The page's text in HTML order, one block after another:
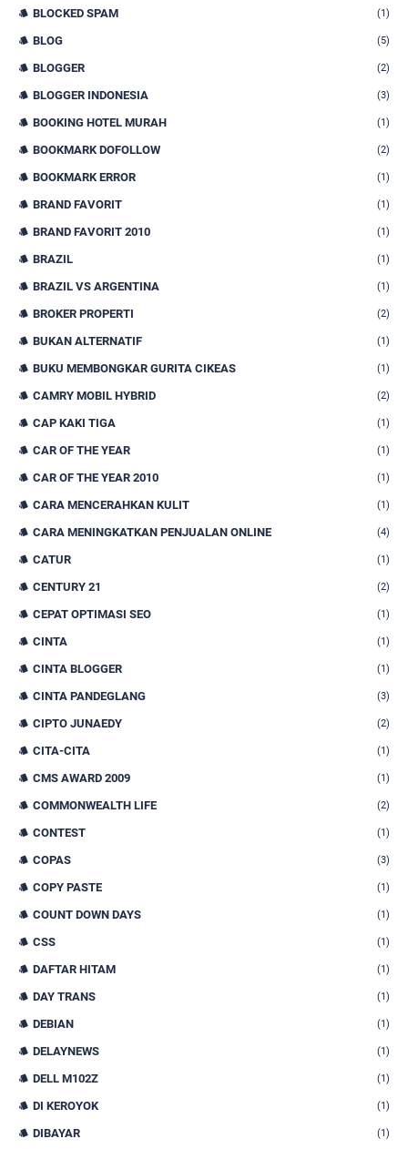
BLOCKED SPAM (1)
BLOG (5)
BLOGGER (2)
BLOGGER INDONESIA (3)
BOOKING HOTEL MURAH (1)
BOOKMARK DOFOLLOW (2)
BOOKMARK ERROR (1)
BRAND FAVORIT (1)
BRAND FAVORIT 2010 (1)
BRAZIL (1)
BRAZIL VS ARGENTINA (1)
BROKER PROPERTI (2)
BUKAN ALTERNATIF (1)
BUKU MEMBONGKAR GURITA CIKEAS (1)
CAMRY MOBIL HYBRID (2)
CAP KAKI TIGA (1)
CAR OF THE YEAR (1)
CAR OF THE YEAR 2010 (1)
CARA MENCERAHKAN KULIT (1)
CARA MENINGKATKAN PENJUALAN ONLINE (4)
CATUR (1)
CENTURY 21 (2)
CEPAT OPTIMASI SEO (1)
CINTA (1)
CINTA BLOGGER (1)
CINTA PANDEGLANG (3)
CIPTO JUNAEDY (2)
CITA-CITA (1)
CMS AWARD 2009 (1)
COMMONWEALTH LIFE (2)
CONTEST (1)
COPAS (3)
COPY PASTE (1)
COUNT DOWN DAYS (1)
CSS (1)
DAFTAR HITAM (1)
DAY TRANS (1)
DEBIAN (1)
DELAYNEWS (1)
DELL M102Z (1)
DI KEROYOK (1)
DIBAYAR (1)